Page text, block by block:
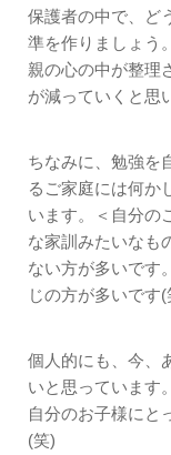
保護者の中で、ど
準を作りましょう。
親の心の中が整理
が減っていくと思
ちなみに、勉強を
るご家庭には何か
います。＜自分の
な家訓みたいなも
ない方が多いです
じの方が多いです(
個人的にも、今、
いと思っています。
自分のお子様にと
(笑)